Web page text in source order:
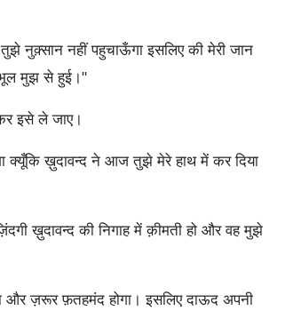
नहीं पहुचाऊँगा इसलिए की मेरी जान
भूल मुझ से हुई।"
इसे ले जाए।
क्यूँकि ख़ुदावन्द ने आज तुझे मेरे हाथ में कर दिया
ख़ुदावन्द की निगाह में क़ीमती हो और वह मुझे
ज़रूर फ़तहमंद होगा। इसलिए दाऊद अपनी